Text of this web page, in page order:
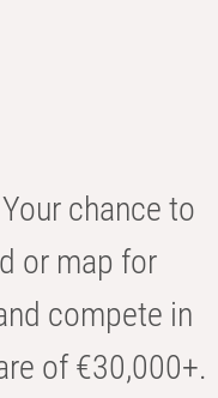
chance to
or map for
compete in
of €30,000+.